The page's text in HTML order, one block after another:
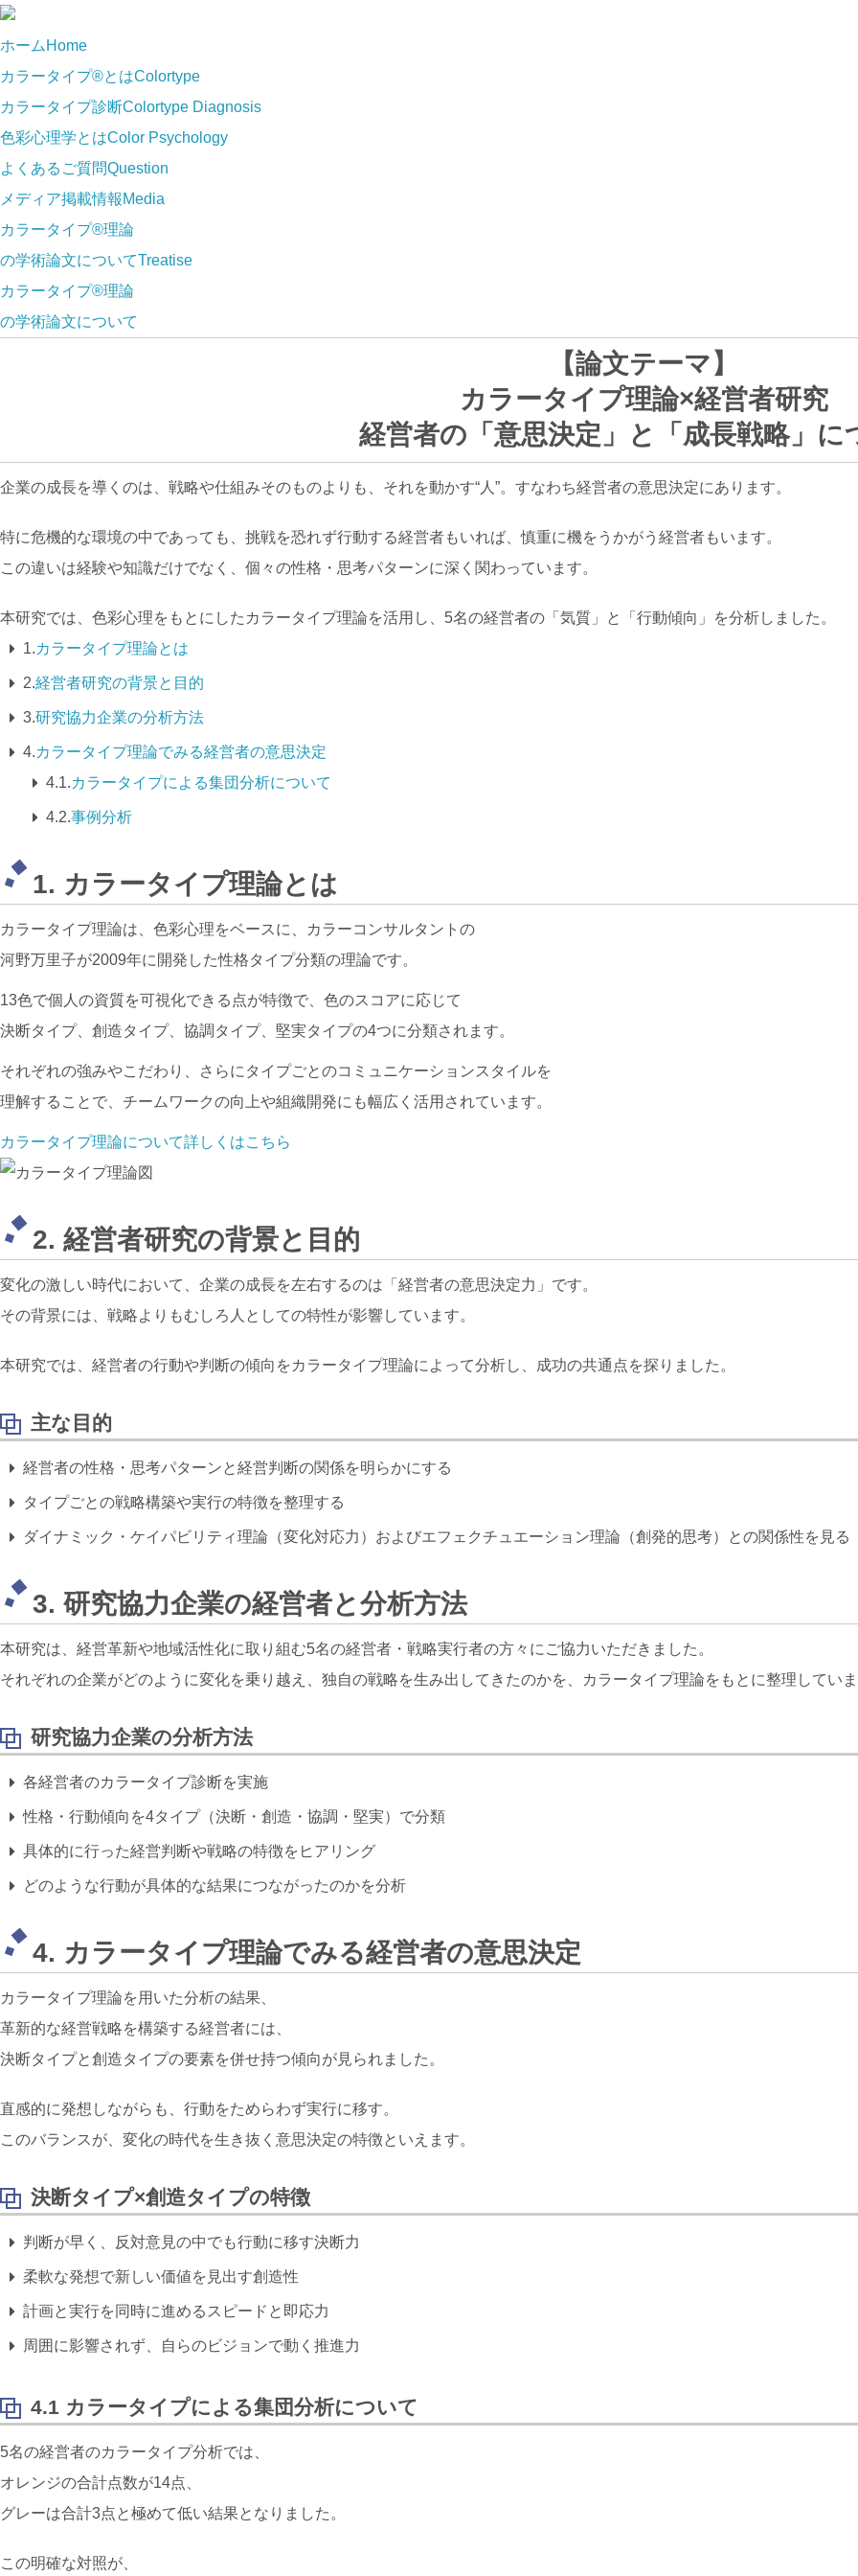
ホーム Home
カラータイプ®とはColortype
カラータイプ診断Colortype Diagnosis
色彩心理学とはColor Psychology
よくあるご質問Question
メディア掲載情報 Media
カラータイプ®理論
の学術論文についてTreatise
カラータイプ®理論
の学術論文について
【論文テーマ】
カラータイプ理論×経営者研究
経営者の「意思決定」と「成長戦略」に
企業の成長を導くのは、戦略や仕組みそのものよりも、それを動かす“人”。すなわち経営者の意思決定にあります。
特に危機的な環境の中であっても、挑戦を恐れず行動する経営者もいれば、慎重に機をうかがう経営者もいます。
この違いは経験や知識だけでなく、個々の性格・思考パターンに深く関わっています。
本研究では、色彩心理をもとにしたカラータイプ理論を活用し、5名の経営者の「気質」と「行動傾向」を分析しました。
1.カラータイプ理論とは
2.経営者研究の背景と目的
3.研究協力企業の分析方法
4.カラータイプ理論でみる経営者の意思決定
4.1.カラータイプによる集団分析について
4.2.事例分析
1. カラータイプ理論とは
カラータイプ理論は、色彩心理をベースに、カラーコンサルタントの
河野万里子が2009年に開発した性格タイプ分類の理論です。
13色で個人の資質を可視化できる点が特徴で、色のスコアに応じて
決断タイプ、 創造タイプ、 協調タイプ、 堅実タイプの4つに分類されます。
それぞれの強みやこだわり、さらにタイプごとのコミュニケーションスタイルを
理解することで、チームワークの向上や組織開発にも幅広く活用されています。
カラータイプ理論について詳しくはこちら
2. 経営者研究の背景と目的
変化の激しい時代において、企業の成長を左右するのは「経営者の意思決定力」です。
その背景には、戦略よりもむしろ人としての特性が影響しています。
本研究では、経営者の行動や判断の傾向をカラータイプ理論によって分析し、成功の共通点を探りました。
主な目的
経営者の性格・思考パターンと経営判断の関係を明らかにする
タイプごとの戦略構築や実行の特徴を整理する
ダイナミック・ケイパビリティ理論（変化対応力）およびエフェクチュエーション理論（創発的思考）との関係性を見る
3. 研究協力企業の経営者と分析方法
本研究は、経営革新や地域活性化に取り組む5名の経営者・戦略実行者の方々にご協力いただきました。
それぞれの企業がどのように変化を乗り越え、独自の戦略を生み出してきたのかを、カラータイプ理論をもとに整理してい
研究協力企業の分析方法
各経営者のカラータイプ診断を実施
性格・行動傾向を4タイプ（決断・ 創造・ 協調・ 堅実）で分類
具体的に行った経営判断や戦略の特徴をヒアリング
どのような行動が具体的な結果につながったのかを分析
4. カラータイプ理論でみる経営者の意思決定
カラータイプ理論を用いた分析の結果、
革新的な経営戦略を構築する経営者には、
決断タイプと創造タイプの要素を併せ持つ傾向が見られました。
直感的に発想しながらも、行動をためらわず実行に移す。
このバランスが、変化の時代を生き抜く意思決定の特徴といえます。
決断タイプ×創造タイプの特徴
判断が早く、反対意見の中でも行動に移す決断力
柔軟な発想で新しい価値を見出す創造性
計画と実行を同時に進めるスピードと即応力
周囲に影響されず、自らのビジョンで動く推進力
4.1 カラータイプによる集団分析について
5名の経営者のカラータイプ分析では、
オレンジの合計点数が14点、
グレーは合計3点と極めて低い結果となりました。
この明確な対照が、